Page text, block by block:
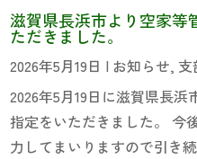
滋賀県長浜市より空家等
ただきました。
2026年5月19日 | お知らせ, 支
2026年5月19日に滋賀県長
指定をいただきました。 今
力してまいりますので引き